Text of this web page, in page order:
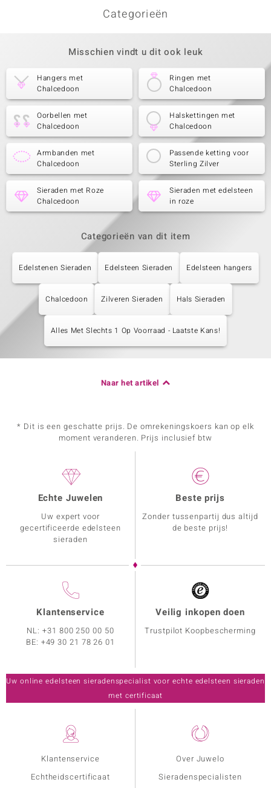
Categorieën
Misschien vindt u dit ook leuk
Hangers met
Chalcedoon
Ringen met
Chalcedoon
Oorbellen met
Chalcedoon
Halskettingen met
Chalcedoon
Armbanden met
Chalcedoon
Passende ketting voor
Sterling Zilver
Sieraden met Roze
Chalcedoon
Sieraden met edelsteen
in roze
Categorieën van dit item
Edelstenen Sieraden Edelsteen Sieraden Edelsteen hangers
Chalcedoon Zilveren Sieraden Hals Sieraden
Alles Met Slechts 1 Op Voorraad - Laatste Kans!
Naar het artikel
* Dit is een geschatte prijs. De omrekeningskoers kan op elk
moment veranderen. Prijs inclusief btw
Klantenservice
Echtheidscertificaat
Over Juwelo
Sieradenspecialisten
Echte Juwelen
Uw expert voor
gecertificeerde edelsteen
sieraden
Beste prijs
Zonder tussenpartij dus altijd
de beste prijs!
Klantenservice
NL:+31 800 250 00 50
BE: +49 30 21 78 26 01
Veilig inkopen doen
Trustpilot Koopbescherming
Uw online edelsteen sieradenspecialist voor echte edelsteen sieraden
met certificaat